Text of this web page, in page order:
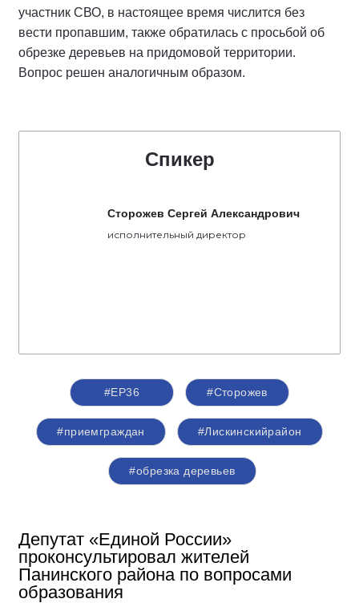
участник СВО, в настоящее время числится без
вести пропавшим, также обратилась с просьбой об
обрезке деревьев на придомовой территории.
Вопрос решен аналогичным образом.
Спикер
Сторожев Сергей Александрович
исполнительный директор
#ЕР36 #Сторожев
#приемграждан #Лискинскийрайон
#обрезка деревьев
Депутат «Единой России»
проконсультировал жителей
Панинского района по вопросами
образования